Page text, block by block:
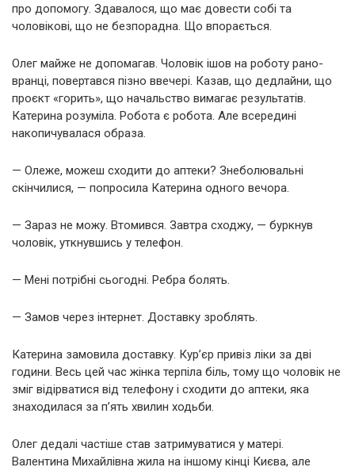
про допомогу. Здавалося, що має довести собі та
чоловікові, що не безпорадна. Що впорається.
Олег майже не допомагав. Чоловік ішов на роботу рано-
вранці, повертався пізно ввечері. Казав, що дедлайни, що
проєкт «горить», що начальство вимагає результатів.
Катерина розуміла. Робота є робота. Але всередині
накопичувалася образа.
— Олеже, можеш сходити до аптеки? Знеболювальні
скінчилися, — попросила Катерина одного вечора.
— Зараз не можу. Втомився. Завтра сходжу, — буркнув
чоловік, уткнувшись у телефон.
— Мені потрібні сьогодні. Ребра болять.
— Замов через інтернет. Доставку зроблять.
Катерина замовила доставку. Кур’єр привіз ліки за дві
години. Весь цей час жінка терпіла біль, тому що чоловік не
зміг відірватися від телефону і сходити до аптеки, яка
знаходилася за п’ять хвилин ходьби.
Олег дедалі частіше став затримуватися у матері.
Валентина Михайлівна жила на іншому кінці Києва, але